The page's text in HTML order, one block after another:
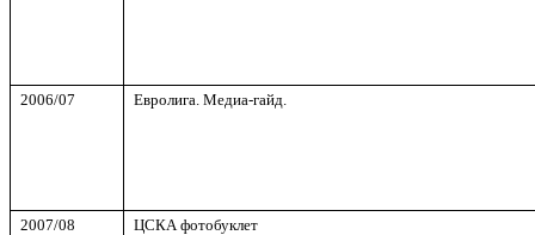
2006/07 Евролига. Медиа-гайд.
2007/08 ЦСКА фотобуклет